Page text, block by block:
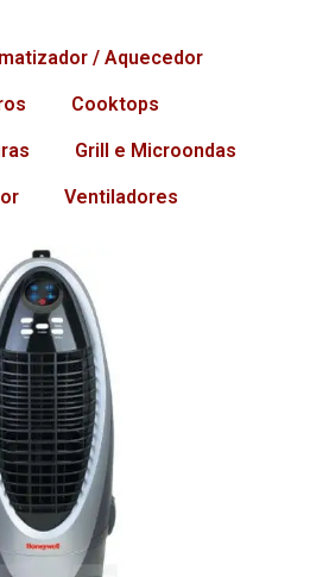
/ Aquecedor
Cooktops
Grill e Microondas
Ventiladores